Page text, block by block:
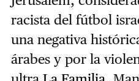
racista del fútbol
una negativa
árabes y por la